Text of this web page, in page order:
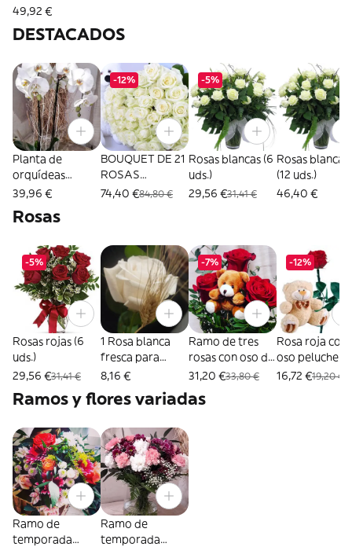
grande
49,92 €
DESTACADOS
Planta de
orquídeas
phalaenopsis 2
39,96 €
-12%
BOUQUET DE 21
ROSAS
BLANCAS
74,40 €84,80 €
-5%
Rosas blancas (6
uds.)
29,56 €31,41 €
Rosas blancas
(12 uds.)
46,40 €
Rosas
-5%
Rosas rojas (6
uds.)
29,56 €31,41 €
1 Rosa blanca
fresca para
regalo
8,16 €
-7%
Ramo de tres
rosas con oso de
peluche de 14
31,20 €33,80 €
-12%
Rosa roja con
oso peluche
10 cms
16,72 €19,20 €
Ramos y flores variadas
Ramo de
temporada
Ramo de
temporada